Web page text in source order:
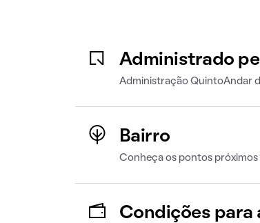
Administrado
Administração QuintoAndar
Bairro
Conheça os pontos próximos
Condições para